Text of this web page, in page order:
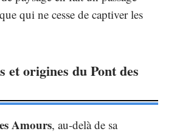
qui ne cesse de captiver les
et origines du Pont des
Amours, au-delà de sa